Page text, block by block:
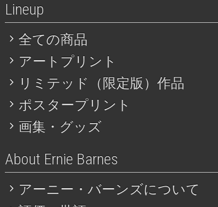
Lineup
全ての商品
アートプリント
リミテッド（限定版）作品
ポスタープリント
画集・グッズ
About Ernie Barnes
アーニー・バーンズについて